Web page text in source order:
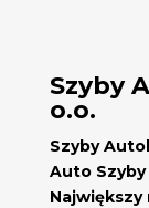
Szyby
o.o.
Szyby
Auto
Największy